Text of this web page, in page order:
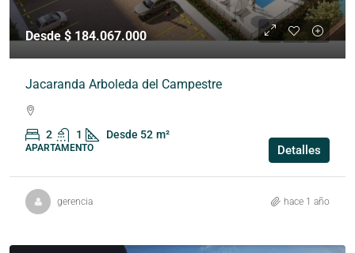
Desde $ 184.067.000
Jacaranda Arboleda del Campestre
2 1 Desde 52 m²
APARTAMENTO Detalles
gerencia hace 1 año